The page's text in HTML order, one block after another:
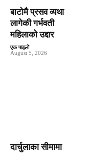
बाटाेमै प्रसव व्यथा
लागेकी गर्भवती
महिलाको उद्दार
एक पाइलो -
August 5, 2026
दार्चुलाका सीमामा